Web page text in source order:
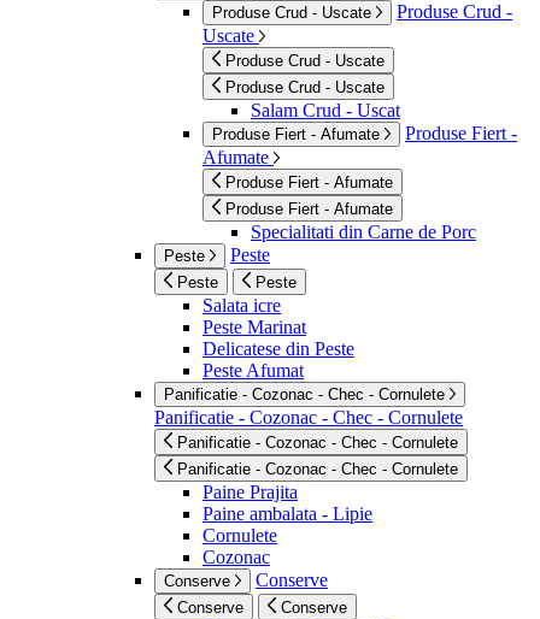
Produse Crud - Uscate
Produse Crud -
Uscate
Produse Crud - Uscate
Produse Crud - Uscate
Salam Crud - Uscat
Produse Fiert - Afumate
Produse Fiert -
Afumate
Produse Fiert - Afumate
Produse Fiert - Afumate
Specialitati din Carne de Porc
Peste Peste
Peste Peste
Salata icre
Peste Marinat
Delicatese din Peste
Peste Afumat
Panificatie - Cozonac - Chec - Cornulete
Panificatie - Cozonac - Chec - Cornulete
Panificatie - Cozonac - Chec - Cornulete
Panificatie - Cozonac - Chec - Cornulete
Paine Prajita
Paine ambalata - Lipie
Cornulete
Cozonac
Conserve Conserve
Conserve Conserve